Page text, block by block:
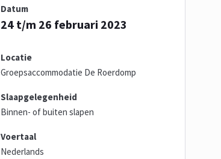
Datum
24 t/m 26 februari 2023
Locatie
Groepsaccommodatie De Roerdomp
Slaapgelegenheid
Binnen- of buiten slapen
Voertaal
Nederlands